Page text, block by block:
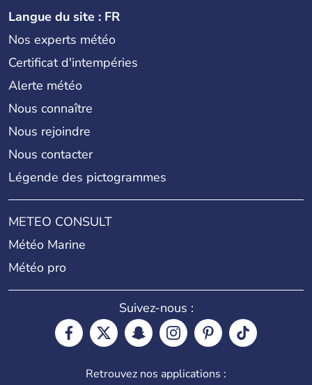
Langue du site : FR
Nos experts météo
Certificat d'intempéries
Alerte météo
Nous connaître
Nous rejoindre
Nous contacter
Légende des pictogrammes
METEO CONSULT
Météo Marine
Météo pro
Suivez-nous :
Retrouvez nos applications :